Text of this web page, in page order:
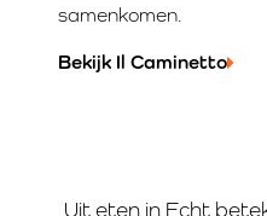
samenkomen.
Bekijk Il Caminetto
Uit eten in Echt